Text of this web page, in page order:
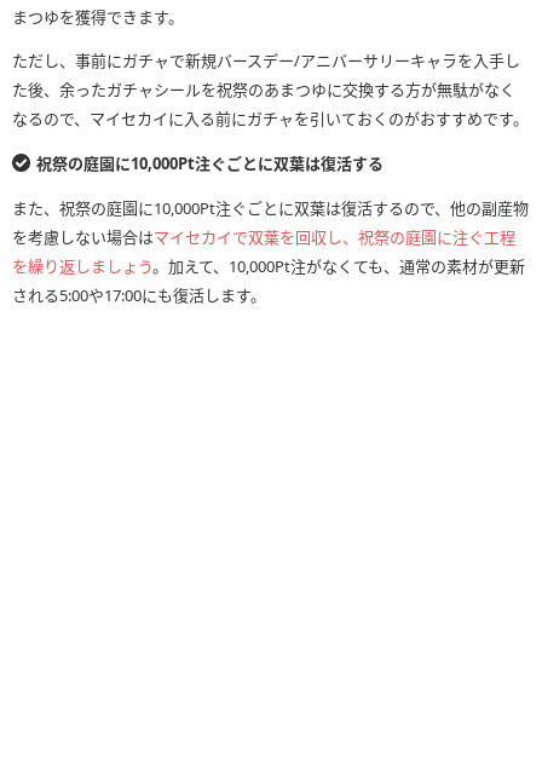
まつゆを獲得できます。
ただし、事前にガチャで新規バースデー/アニバーサリーキャラを入手し
た後、余ったガチャシールを祝祭のあまつゆに交換する方が無駄がなく
なるので、マイセカイに入る前にガチャを引いておくのがおすすめです。
祝祭の庭園に10,000Pt注ぐごとに双葉は復活する
また、祝祭の庭園に10,000Pt注ぐごとに双葉は復活するので、他の副産物
を考慮しない場合はマイセカイで双葉を回収し、祝祭の庭園に注ぐ工程
を繰り返しましょう。加えて、10,000Pt注がなくても、通常の素材が更新
される5:00や17:00にも復活します。